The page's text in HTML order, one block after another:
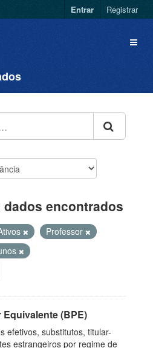
Entrar Registrar
encontrados
Professor
(BPE)
efetivos, substitutos, titular-
estrangeiros por regime de